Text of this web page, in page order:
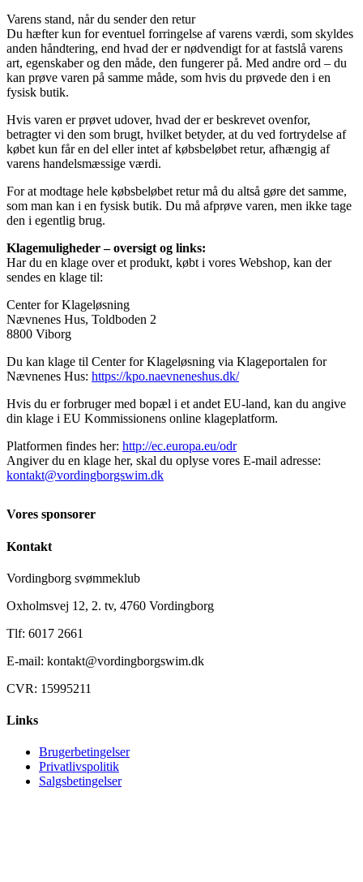
Varens stand, når du sender den retur
Du hæfter kun for eventuel forringelse af varens værdi, som skyldes
anden håndtering, end hvad der er nødvendigt for at fastslå varens
art, egenskaber og den måde, den fungerer på. Med andre ord – du
kan prøve varen på samme måde, som hvis du prøvede den i en
fysisk butik.
Hvis varen er prøvet udover, hvad der er beskrevet ovenfor,
betragter vi den som brugt, hvilket betyder, at du ved fortrydelse af
købet kun får en del eller intet af købsbeløbet retur, afhængig af
varens handelsmæssige værdi.
For at modtage hele købsbeløbet retur må du altså gøre det samme,
som man kan i en fysisk butik. Du må afprøve varen, men ikke tage
den i egentlig brug.
Klagemuligheder – oversigt og links:
Har du en klage over et produkt, købt i vores Webshop, kan der
sendes en klage til:
Center for Klageløsning
Nævnenes Hus, Toldboden 2
8800 Viborg
Du kan klage til Center for Klageløsning via Klageportalen for
Nævnenes Hus: https://kpo.naevneneshus.dk/
Hvis du er forbruger med bopæl i et andet EU-land, kan du angive
din klage i EU Kommissionens online klageplatform.
Platformen findes her: http://ec.europa.eu/odr
Angiver du en klage her, skal du oplyse vores E-mail adresse:
kontakt@vordingborgswim.dk
Vores sponsorer
Kontakt
Vordingborg svømmeklub
Oxholmsvej 12, 2. tv, 4760 Vordingborg
Tlf: 6017 2661
E-mail: kontakt@vordingborgswim.dk
CVR: 15995211
Links
Brugerbetingelser
Privatlivspolitik
Salgsbetingelser